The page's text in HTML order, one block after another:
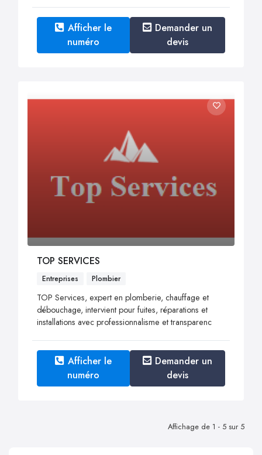
Afficher le
numéro
Demander un
devis
TOP SERVICES
Entreprises Plombier
TOP Services, expert en plomberie, chauffage et
débouchage, intervient pour fuites, réparations et
installations avec professionnalisme et transparenc
Afficher le
numéro
Demander un
devis
Affichage de 1 - 5 sur 5